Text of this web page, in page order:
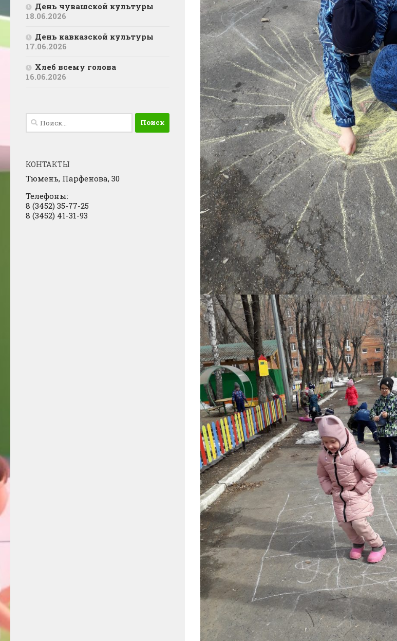
День чувашской культуры
18.06.2026
День кавказской культуры
17.06.2026
Хлеб всему голова
16.06.2026
Найти:
КОНТАКТЫ
Тюмень, Парфенова, 30
Телефоны:
8 (3452) 35-77-25
8 (3452) 41-31-93